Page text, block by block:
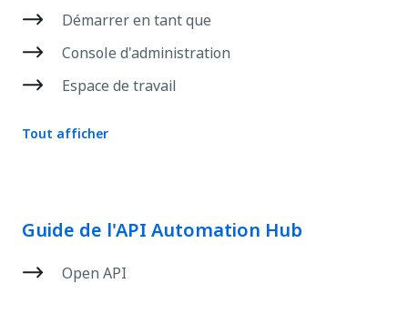
Démarrer en tant que
Console d'administration
Espace de travail
Tout afficher
Guide de l'API Automation Hub
Open API